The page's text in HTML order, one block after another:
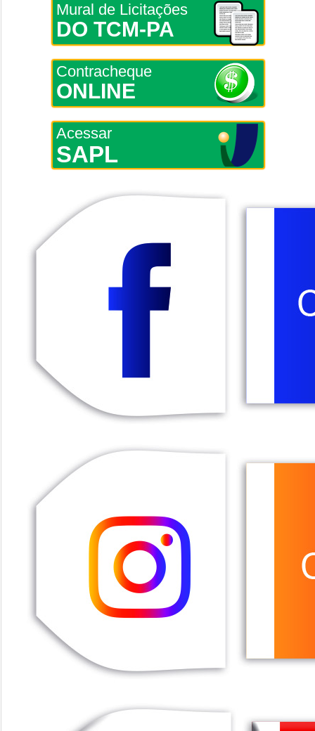
Mural de Licitações
DO TCM-PA
Contracheque
ONLINE
Acessar
SAPL